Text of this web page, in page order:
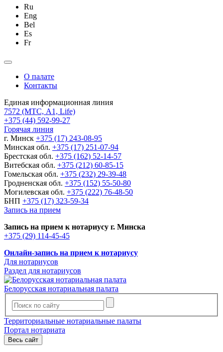
Ru
Eng
Bel
Es
Fr
О палате
Контакты
Единая информационная линия
7572 (МТС, A1, Life)
+375 (44) 592-99-27
Горячая линия
г. Минск +375 (17) 243-08-95
Минская обл. +375 (17) 251-07-94
Брестская обл. +375 (162) 52-14-57
Витебская обл. +375 (212) 60-85-15
Гомельская обл. +375 (232) 29-39-48
Гродненская обл. +375 (152) 55-50-80
Могилевская обл. +375 (222) 76-48-50
БНП +375 (17) 323-59-34
Запись на прием
Запись на прием к нотариусу г. Минска
+375 (29) 114-45-45
Онлайн-запись на прием к нотариусу
Для нотариусов
Раздел для нотариусов
Белорусская нотариальная палата
Территориальные нотариальные палаты
Портал нотариата
Весь сайт